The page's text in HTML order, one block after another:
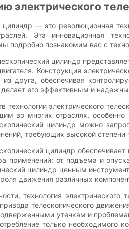
электрического
цилиндр — это революционная
Эта инновационная
подробно познакомим вас с
цилиндр
Конструкция
друга, обеспечивая
делает его эффективным и
электрического
во многих отраслях,
цилиндр можно
требующих высокой степени
цилиндр
применений: от подъема и
цилиндр ценным
движения различных
технология
телескопического
утечкам и
только необходимого